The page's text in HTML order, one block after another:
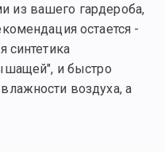
из вашего гардероба,
остается -
синтетика
и быстро
воздуха, а